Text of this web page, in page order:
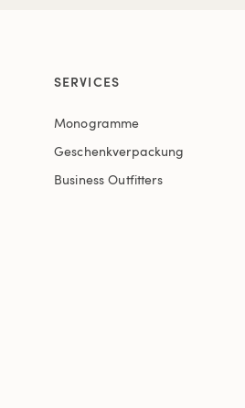
SERVICES
Monogramme
Geschenkverpackung
Business Outfitters